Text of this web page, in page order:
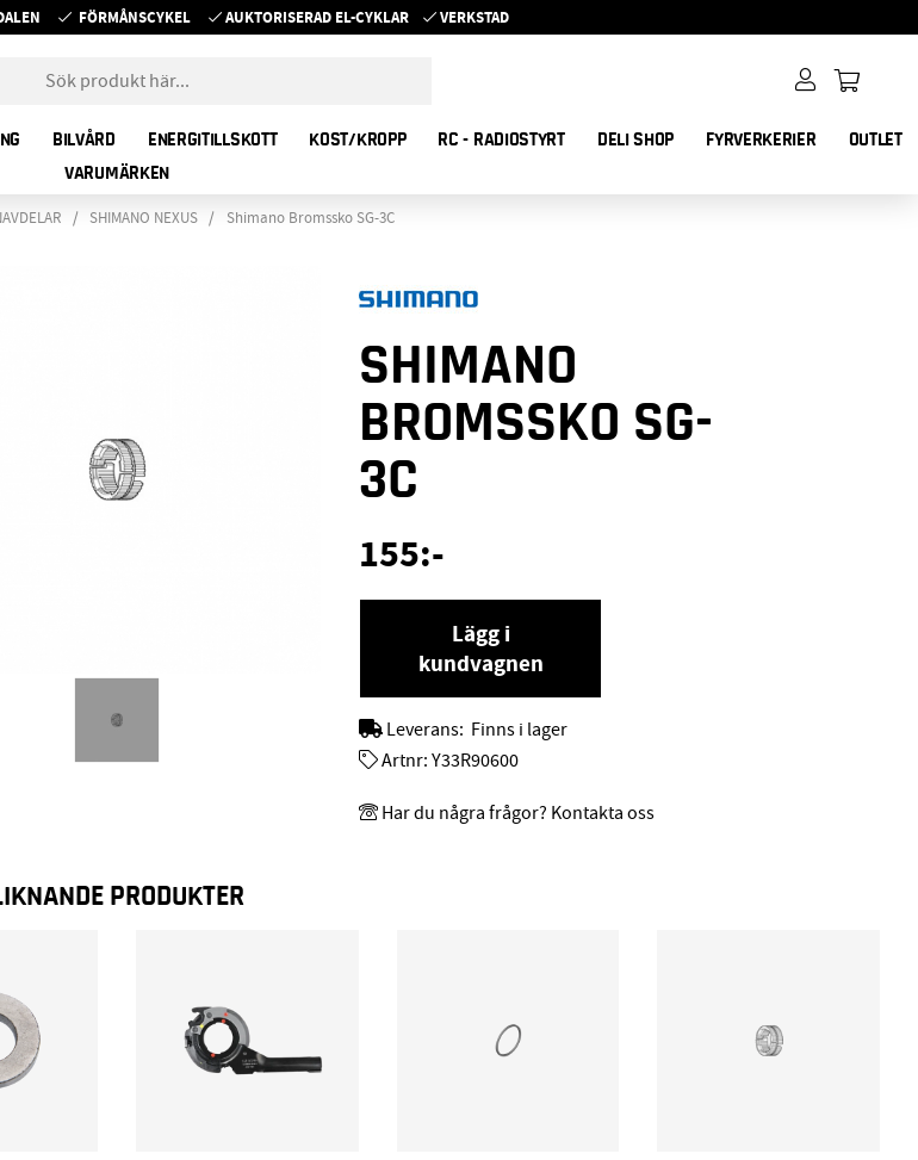
FÖRMÅNSCYKEL AUKTORISERAD EL-CYKLAR VERKSTAD
BILVÅRD ENERGITILLSKOTT KOST/KROPP RC - RADIOSTYRT DELI SHOP FYRVERKERIER
OUTLET
VARUMÄRKEN
SHIMANO NEXUS Shimano Bromssko SG-3C
SHIMANO
BROMSSKO SG-
3C
155:-
Lägg i
kundvagnen
Leverans: Finns i lager
Artnr: Y33R90600
Har du några frågor? Kontakta oss
PRODUKTER